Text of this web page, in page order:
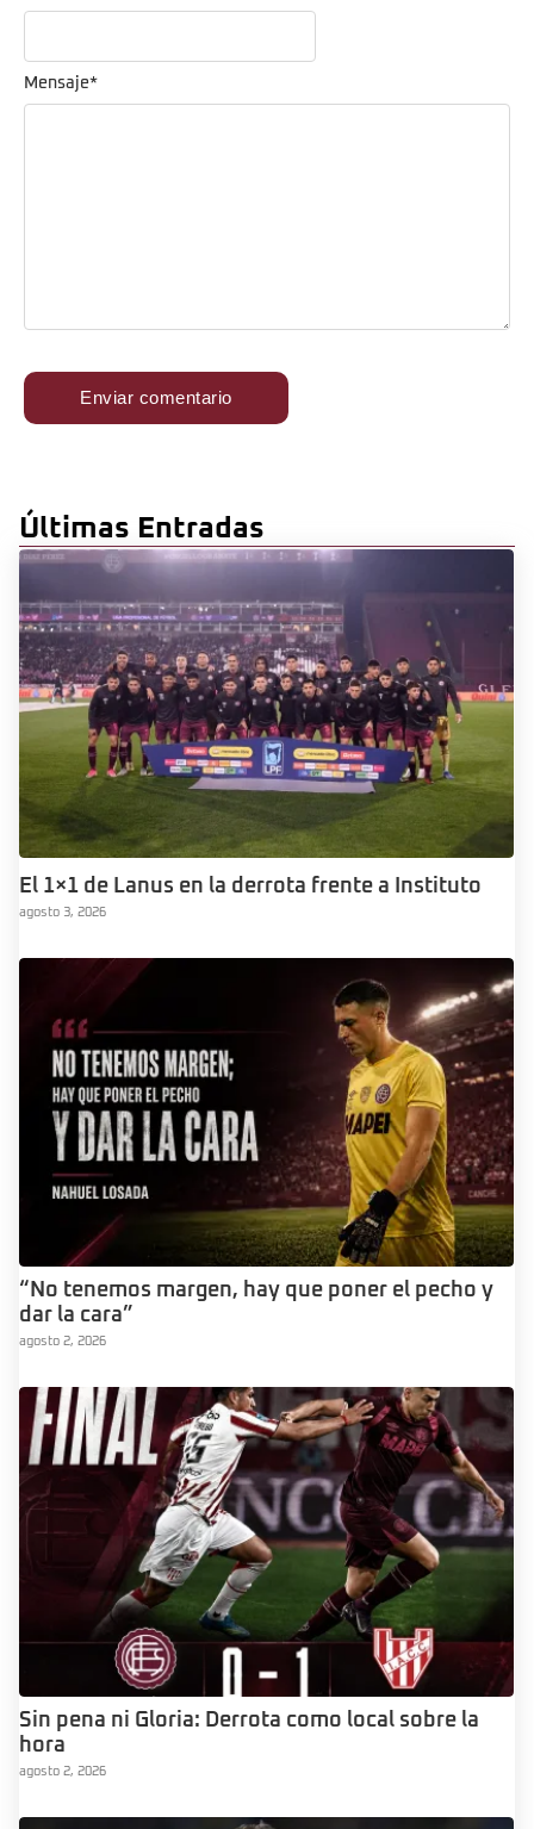
Mensaje*
Últimas Entradas
El 1×1 de Lanus en la derrota frente a Instituto
agosto 3, 2026
“No tenemos margen, hay que poner el pecho y
dar la cara”
agosto 2, 2026
Sin pena ni Gloria: Derrota como local sobre la
hora
agosto 2, 2026